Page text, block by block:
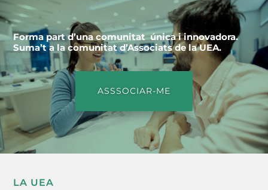
Forma part d’una comunitat única i innovadora.
Suma’t a la comunitat d’Associats de la UEA.
ASSSOCIAR-ME
LA UEA